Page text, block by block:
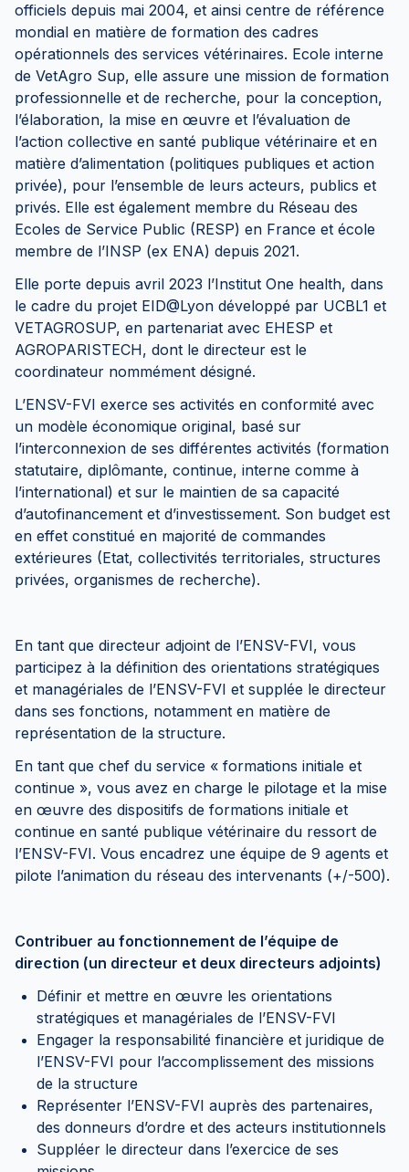
officiels depuis mai 2004, et ainsi centre de référence
mondial en matière de formation des cadres
opérationnels des services vétérinaires. Ecole interne
de VetAgro Sup, elle assure une mission de formation
professionnelle et de recherche, pour la conception,
l’élaboration, la mise en œuvre et l’évaluation de
l’action collective en santé publique vétérinaire et en
matière d’alimentation (politiques publiques et action
privée), pour l’ensemble de leurs acteurs, publics et
privés. Elle est également membre du Réseau des
Ecoles de Service Public (RESP) en France et école
membre de l’INSP (ex ENA) depuis 2021.
Elle porte depuis avril 2023 l’Institut One health, dans
le cadre du projet EID@Lyon développé par UCBL1 et
VETAGROSUP, en partenariat avec EHESP et
AGROPARISTECH, dont le directeur est le
coordinateur nommément désigné.
L’ENSV-FVI exerce ses activités en conformité avec
un modèle économique original, basé sur
l’interconnexion de ses différentes activités (formation
statutaire, diplômante, continue, interne comme à
l’international) et sur le maintien de sa capacité
d’autofinancement et d’investissement. Son budget est
en effet constitué en majorité de commandes
extérieures (Etat, collectivités territoriales, structures
privées, organismes de recherche).
En tant que directeur adjoint de l’ENSV-FVI, vous
participez à la définition des orientations stratégiques
et managériales de l’ENSV-FVI et supplée le directeur
dans ses fonctions, notamment en matière de
représentation de la structure.
En tant que chef du service « formations initiale et
continue », vous avez en charge le pilotage et la mise
en œuvre des dispositifs de formations initiale et
continue en santé publique vétérinaire du ressort de
l’ENSV-FVI. Vous encadrez une équipe de 9 agents et
pilote l’animation du réseau des intervenants (+/-500).
Contribuer au fonctionnement de l’équipe de
direction (un directeur et deux directeurs adjoints)
Définir et mettre en œuvre les orientations
stratégiques et managériales de l’ENSV-FVI
Engager la responsabilité financière et juridique de
l’ENSV-FVI pour l’accomplissement des missions
de la structure
Représenter l’ENSV-FVI auprès des partenaires,
des donneurs d’ordre et des acteurs institutionnels
Suppléer le directeur dans l’exercice de ses